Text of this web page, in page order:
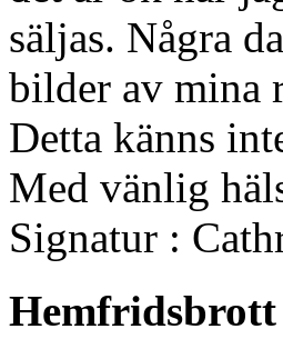
säljas. Några
bilder av mina
Detta känns
Med vänlig
Signatur :
Hemfridsbrott